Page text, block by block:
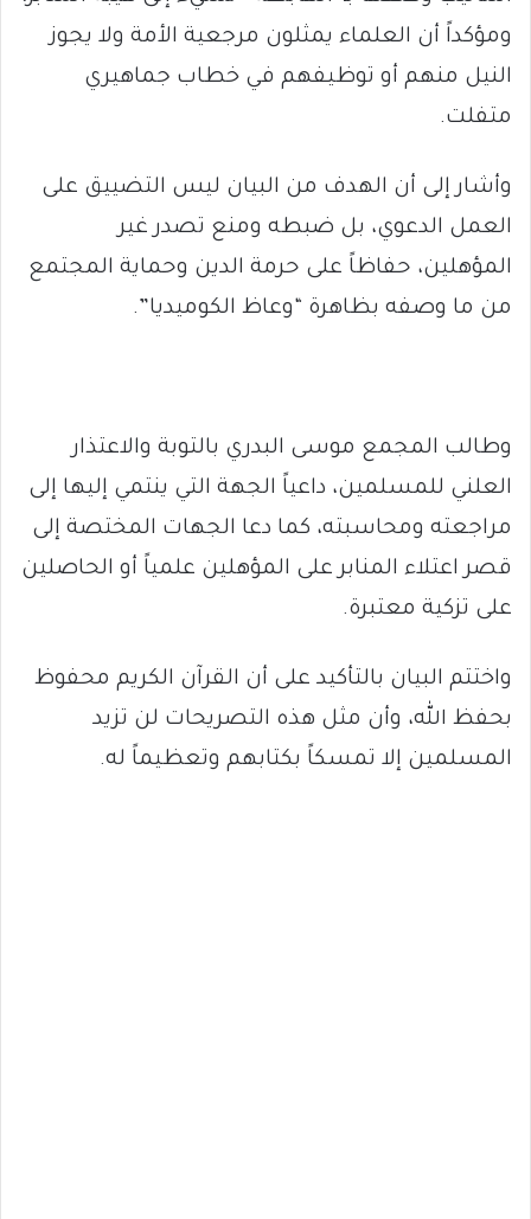
ومؤكداً أن العلماء يمثلون مرجعية الأمة ولا يجوز
النيل منهم أو توظيفهم في خطاب جماهيري
متفلت.
وأشار إلى أن الهدف من البيان ليس التضييق على
العمل الدعوي، بل ضبطه ومنع تصدر غير
المؤهلين، حفاظاً على حرمة الدين وحماية المجتمع
من ما وصفه بظاهرة “وعاظ الكوميديا”.
وطالب المجمع موسى البدري بالتوبة والاعتذار
العلني للمسلمين، داعياً الجهة التي ينتمي إليها إلى
مراجعته ومحاسبته، كما دعا الجهات المختصة إلى
قصر اعتلاء المنابر على المؤهلين علمياً أو الحاصلين
على تزكية معتبرة.
واختتم البيان بالتأكيد على أن القرآن الكريم محفوظ
بحفظ الله، وأن مثل هذه التصريحات لن تزيد
المسلمين إلا تمسكاً بكتابهم وتعظيماً له.